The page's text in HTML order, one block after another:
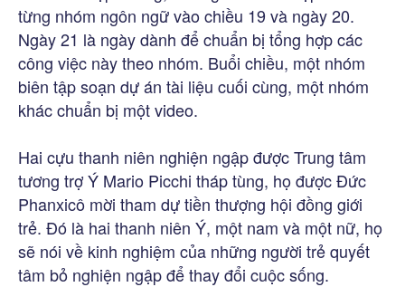
từng nhóm ngôn ngữ vào chiều 19 và ngày 20.
Ngày 21 là ngày dành để chuẩn bị tổng hợp các
công việc này theo nhóm. Buổi chiều, một nhóm
biên tập soạn dự án tài liệu cuối cùng, một nhóm
khác chuẩn bị một video.
Hai cựu thanh niên nghiện ngập được Trung tâm
tương trợ Ý Mario Picchi tháp tùng, họ được Đức
Phanxicô mời tham dự tiền thượng hội đồng giới
trẻ. Đó là hai thanh niên Ý, một nam và một nữ, họ
sẽ nói về kinh nghiệm của những người trẻ quyết
tâm bỏ nghiện ngập để thay đổi cuộc sống.